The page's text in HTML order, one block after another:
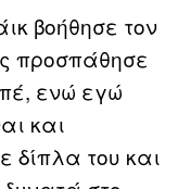
βοήθησε τον
προσπάθησε
ενώ εγώ
και
δίπλα του και